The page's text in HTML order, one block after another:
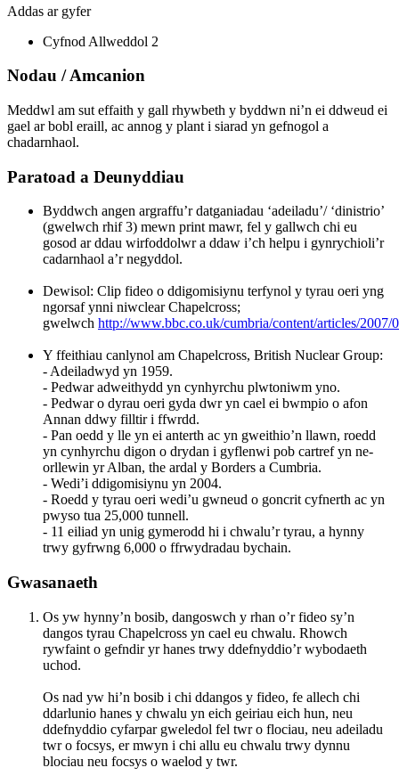
Addas ar gyfer
Cyfnod Allweddol 2
Nodau / Amcanion
Meddwl am sut effaith y gall rhywbeth y byddwn ni’n ei ddweud ei
gael ar bobl eraill, ac annog y plant i siarad yn gefnogol a
chadarnhaol.
Paratoad a Deunyddiau
Byddwch angen argraffu’r datganiadau ‘adeiladu’/ ‘dinistrio’
(gwelwch rhif 3) mewn print mawr, fel y gallwch chi eu
gosod ar ddau wirfoddolwr a ddaw i’ch helpu i gynrychioli’r
cadarnhaol a’r negyddol.
Dewisol: Clip fideo o ddigomisiynu terfynol y tyrau oeri yng
ngorsaf ynni niwclear Chapelcross;
gwelwch http://www.bbc.co.uk/cumbria/content/articles/2007/
Y ffeithiau canlynol am Chapelcross, British Nuclear Group:
- Adeiladwyd yn 1959.
- Pedwar adweithydd yn cynhyrchu plwtoniwm yno.
- Pedwar o dyrau oeri gyda dwr yn cael ei bwmpio o afon
Annan ddwy filltir i ffwrdd.
- Pan oedd y lle yn ei anterth ac yn gweithio’n llawn, roedd
yn cynhyrchu digon o drydan i gyflenwi pob cartref yn ne-
orllewin yr Alban, the ardal y Borders a Cumbria.
- Wedi’i ddigomisiynu yn 2004.
- Roedd y tyrau oeri wedi’u gwneud o goncrit cyfnerth ac yn
pwyso tua 25,000 tunnell.
- 11 eiliad yn unig gymerodd hi i chwalu’r tyrau, a hynny
trwy gyfrwng 6,000 o ffrwydradau bychain.
Gwasanaeth
Os yw hynny’n bosib, dangoswch y rhan o’r fideo sy’n
dangos tyrau Chapelcross yn cael eu chwalu. Rhowch
rywfaint o gefndir yr hanes trwy ddefnyddio’r wybodaeth
uchod.
Os nad yw hi’n bosib i chi ddangos y fideo, fe allech chi
ddarlunio hanes y chwalu yn eich geiriau eich hun, neu
ddefnyddio cyfarpar gweledol fel twr o flociau, neu adeiladu
twr o focsys, er mwyn i chi allu eu chwalu trwy dynnu
blociau neu focsys o waelod y twr.